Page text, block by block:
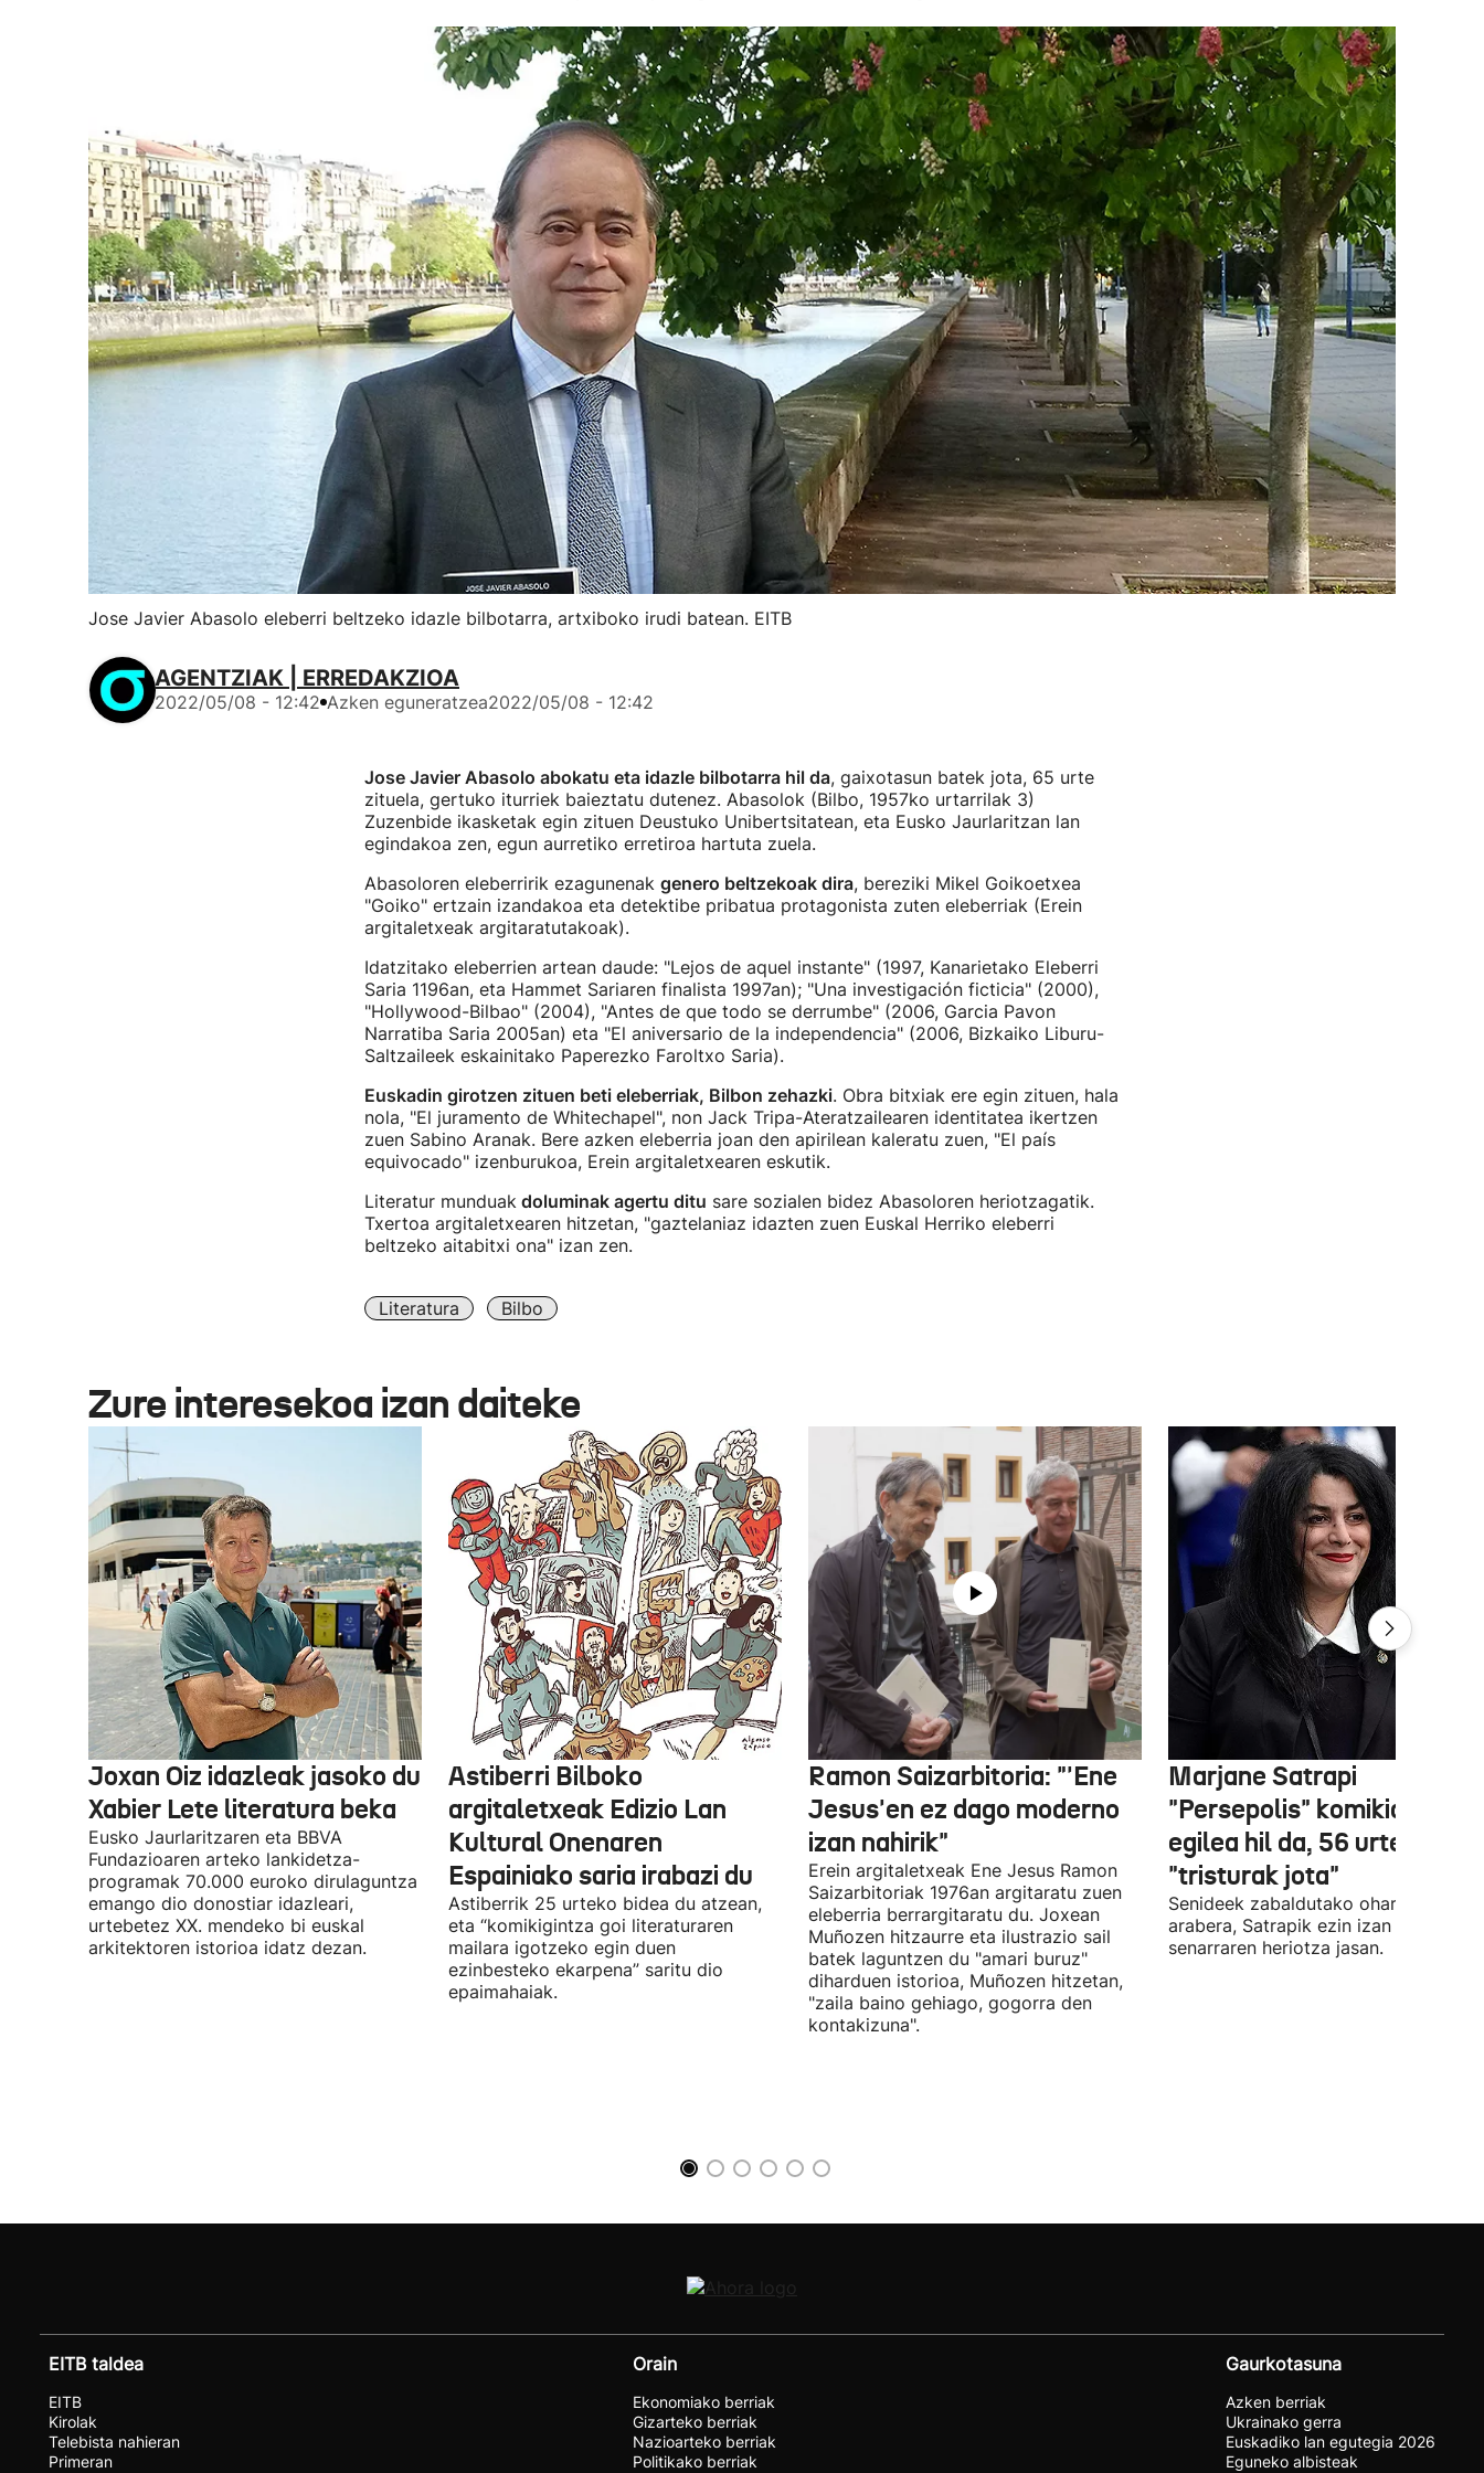
Jose Javier Abasolo eleberri beltzeko idazle bilbotarra, artxiboko irudi batean. EITB
AGENTZIAK | ERREDAKZIOA
2022/05/08 - 12:42 Azken eguneratzea2022/05/08 - 12:42
Jose Javier Abasolo abokatu eta idazle bilbotarra hil da, gaixotasun batek jota, 65 urte
zituela, gertuko iturriek baieztatu dutenez. Abasolok (Bilbo, 1957ko urtarrilak 3)
Zuzenbide ikasketak egin zituen Deustuko Unibertsitatean, eta Eusko Jaurlaritzan lan
egindakoa zen, egun aurretiko erretiroa hartuta zuela.
Abasoloren eleberririk ezagunenak genero beltzekoak dira, bereziki Mikel Goikoetxea
"Goiko" ertzain izandakoa eta detektibe pribatua protagonista zuten eleberriak (Erein
argitaletxeak argitaratutakoak).
Idatzitako eleberrien artean daude: "Lejos de aquel instante" (1997, Kanarietako Eleberri
Saria 1196an, eta Hammet Sariaren finalista 1997an); "Una investigación ficticia" (2000),
"Hollywood-Bilbao" (2004), "Antes de que todo se derrumbe" (2006, Garcia Pavon
Narratiba Saria 2005an) eta "El aniversario de la independencia" (2006, Bizkaiko Liburu-
Saltzaileek eskainitako Paperezko Faroltxo Saria).
Euskadin girotzen zituen beti eleberriak, Bilbon zehazki. Obra bitxiak ere egin zituen, hala
nola, "El juramento de Whitechapel", non Jack Tripa-Ateratzailearen identitatea ikertzen
zuen Sabino Aranak. Bere azken eleberria joan den apirilean kaleratu zuen, "El país
equivocado" izenburukoa, Erein argitaletxearen eskutik.
Literatur munduakdoluminak agertu ditu sare sozialen bidez Abasoloren heriotzagatik.
Txertoa argitaletxearen hitzetan, "gaztelaniaz idazten zuen Euskal Herriko eleberri
beltzeko aitabitxi ona" izan zen.
Literatura Bilbo
Zure interesekoa izan daiteke
Joxan Oiz idazleak jasoko du
Xabier Lete literatura beka
Eusko Jaurlaritzaren eta BBVA
Fundazioaren arteko lankidetza-
programak 70.000 euroko dirulaguntza
emango dio donostiar idazleari,
urtebetez XX. mendeko bi euskal
arkitektoren istorioa idatz dezan.
Astiberri Bilboko
argitaletxeak Edizio Lan
Kultural Onenaren
Espainiako saria irabazi du
Astiberrik 25 urteko bidea du atzean,
eta “komikigintza goi literaturaren
mailara igotzeko egin duen
ezinbesteko ekarpena” saritu dio
epaimahaiak.
Ramon Saizarbitoria: "'Ene
Jesus'en ez dago moderno
izan nahirik"
Erein argitaletxeak Ene Jesus Ramon
Saizarbitoriak 1976an argitaratu zuen
eleberria berrargitaratu du. Joxean
Muñozen hitzaurre eta ilustrazio sail
batek laguntzen du "amari buruz"
diharduen istorioa, Muñozen hitzetan,
"zaila baino gehiago, gogorra den
kontakizuna".
Marjane Satrapi
"Persepolis" komikiaren
egilea hil da, 56 urte
"tristurak jota"
Senideek zabaldutako oharraren
arabera, Satrapik ezin izan du
senarraren heriotza jasan.
EITB taldea
EITB
Kirolak
Telebista nahieran
Primeran
Orain
Ekonomiako berriak
Gizarteko berriak
Nazioarteko berriak
Politikako berriak
Gaurkotasuna
Azken berriak
Ukrainako gerra
Euskadiko lan egutegia 2026
Eguneko albisteak